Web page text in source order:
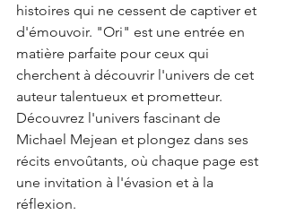
histoires qui ne cessent de captiver et
d'émouvoir. "Ori" est une entrée en
matière parfaite pour ceux qui
cherchent à découvrir l'univers de cet
auteur talentueux et prometteur.
Découvrez l'univers fascinant de
Michael Mejean et plongez dans ses
récits envoûtants, où chaque page est
une invitation à l'évasion et à la
réflexion.